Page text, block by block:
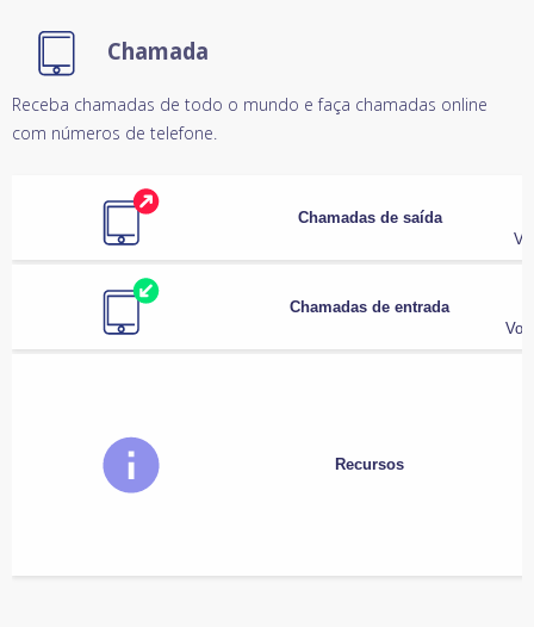
Chamada
Receba chamadas de todo o mundo e faça chamadas online
com números de telefone.
Chamadas de saída
Chamadas de entrada
Recursos